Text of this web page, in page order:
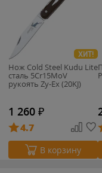
ХИТ!
Нож Cold Steel Kudu Lite
сталь 5Cr15MoV
рукоять Zy-Ex (20KJ)
1 260 ₽
4.7
В корзину